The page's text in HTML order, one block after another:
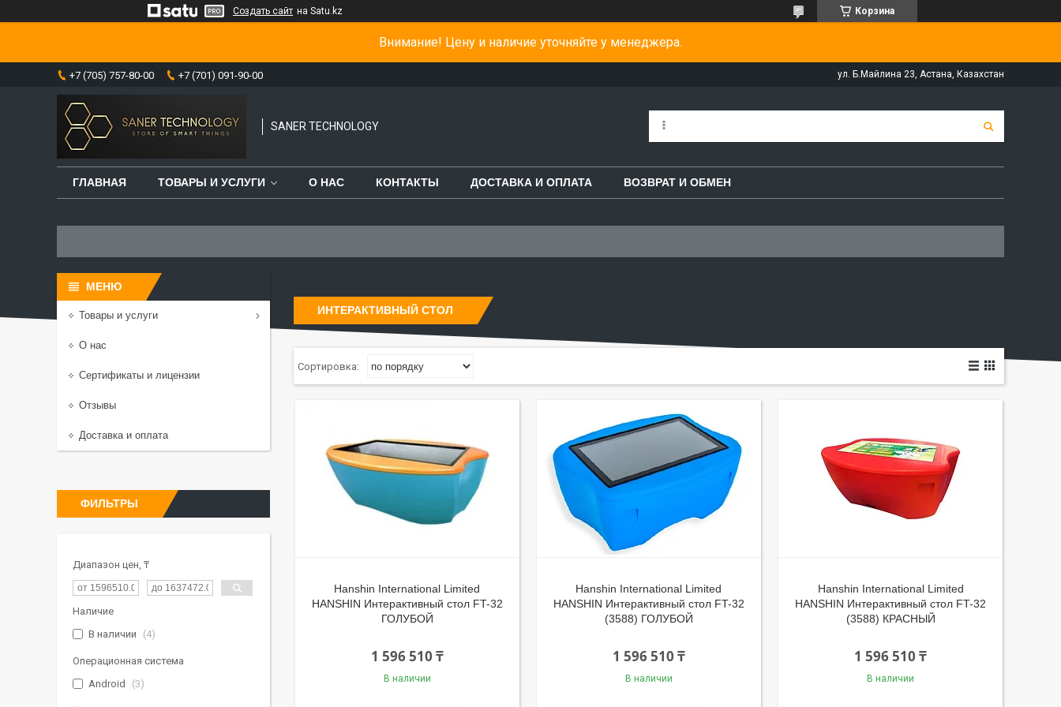
Создать сайт на Satu.kz Корзина
Внимание! Цену и наличие уточняйте у менеджера.
+7 (705) 757-80-00 +7 (701) 091-90-00 ул. Б.Майлина 23, Астана, Казахстан
SANER TECHNOLOGY
ГЛАВНАЯ ТОВАРЫ И УСЛУГИ О НАС КОНТАКТЫ ДОСТАВКА И ОПЛАТА ВОЗВРАТ И ОБМЕН
ИНТЕРАКТИВНЫЙ СТОЛ
Hanshin International Limited
HANSHIN Интерактивный стол FT-32
ГОЛУБОЙ
1 596 510 ₸
В наличии
Hanshin International Limited
HANSHIN Интерактивный стол FT-32
(3588) ГОЛУБОЙ
1 596 510 ₸
В наличии
Hanshin International Limited
HANSHIN Интерактивный стол FT-32
(3588) КРАСНЫЙ
1 596 510 ₸
В наличии
Товары и услуги
О нас
Сертификаты и лицензии
Отзывы
Доставка и оплата
ФИЛЬТРЫ
Диапазон цен, ₸
Наличие
В наличии
4
Операционная система
Android
3